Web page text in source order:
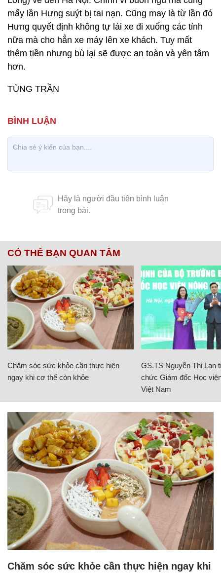
mấy lần Hưng suýt bị tai nạn. Cũng may là từ lần đó
Hưng quyết định không tự lái xe đi xuống các tỉnh
nữa mà cho hẳn xe máy lên xe khách. Tuy mất
thêm tiền nhưng bù lại sẽ được an toàn và yên tâm
hơn.
TÙNG TRẦN
CÓ THỂ BẠN QUAN TÂM
Chăm sóc sức khỏe cần thực hiện
ngay khi cơ thể còn khỏe
GS.TS Nguyễn Thị Lan
chức Giám đốc Học
Việt Nam
Chăm sóc sức khỏe cần thực hiện ngay khi